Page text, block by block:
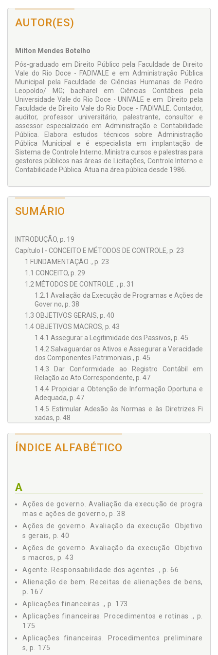
decretos, estrutura organizacional, contabilidade, metas
fiscais, riscos fiscais, cronograma de desembolso, quadro de
cotas, papel de trabalho, planejamento, orçamento público e
assessores, consultores, professores, alunos e a todos que
atuam na Administração Pública e outras áreas afins, além
de servir como instrumento de consulta para esclarecer
dúvidas de forma rápida e precisa, para que não se perca
tempo pesquisando bibliografias diversificadas.
AUTOR(ES)
Milton Mendes Botelho
Pós-graduado em Direito Público pela Faculdade de Direito
Vale do Rio Doce - FADIVALE e em Administração Pública
Municipal pela Faculdade de Ciências Humanas de Pedro
Leopoldo/ MG; bacharel em Ciências Contábeis pela
Universidade Vale do Rio Doce - UNIVALE e em Direito pela
Faculdade de Direito Vale do Rio Doce - FADIVALE. Contador,
auditor, professor universitário, palestrante, consultor e
assessor especializado em Administração e Contabilidade
Pública. Elabora estudos técnicos sobre Administração
Pública Municipal e é especialista em implantação de
Sistema de Controle Interno. Ministra cursos e palestras para
gestores públicos nas áreas de Licitações, Controle Interno e
Contabilidade Pública. Atua na área pública desde 1986.
SUMÁRIO
INTRODUÇÃO, p. 19
Capítulo I - CONCEITO E MÉTODOS DE CONTROLE, p. 23
1 FUNDAMENTAÇÃO ., p. 23
1.1 CONCEITO, p. 29
1.2 MÉTODOS DE CONTROLE ., p. 31
1.2.1 Avaliação da Execução de Programas e Ações de
Gover no, p. 38
1.3 OBJETIVOS GERAIS, p. 40
1.4 OBJETIVOS MACROS, p. 43
1.4.1 Assegurar a Legitimidade dos Passivos, p. 45
1.4.2 Salvaguardar os Ativos e Assegurar a Veracidade
dos Componentes Patrimoniais., p. 45
1.4.3 Dar Conformidade ao Registro Contábil em
Relação ao Ato Correspondente, p. 47
1.4.4 Propiciar a Obtenção de Informação Oportuna e
Adequada, p. 47
1.4.5 Estimular Adesão às Normas e às Diretrizes Fi
xadas, p. 48
Operacional do Órgão ., p. 49
1.4.7 Auxiliar na Prevenção de Práticas Ineficientes e
1.5.2 Controle Interno, p. 54
1.6 FORMAS DE CONTROLE, p. 56
1.6.1 Prévio ou Preventivo, p. 57
1.6.2 Concomitante ou Sucessivo, p. 57
1.6.3 Subsequente ou Corretivo, p. 59
1.7 ASPECTOS LEGAIS, p. 60
1.7.1 Controle Interno e a Lei Federal 4.320/64, p. 61
1.7.2 A Lei Federal 4.320/64 e a Lei de
Responsabilidade Fiscal, p. 62
1.7.4 Mérito, p. 63
1.8 PRINCÍPIOS DE CONTROLE INTERNO, p. 63
1.8.2 Operações Segregadas ., p. 66
ÍNDICE ALFABÉTICO
A
Ações de governo. Avaliação da execução de progra
mas e ações de governo, p. 38
Ações de governo. Avaliação da execução. Objetivo
s gerais, p. 40
Ações de governo. Avaliação da execução. Objetivo
s macros, p. 43
Agente. Responsabilidade dos agentes ., p. 66
Alienação de bem. Receitas de alienações de bens,
p. 167
Aplicações financeiras ., p. 173
Aplicações financeiras. Procedimentos e rotinas ., p.
175
Aplicações financeiras. Procedimentos preliminare
s, p. 175